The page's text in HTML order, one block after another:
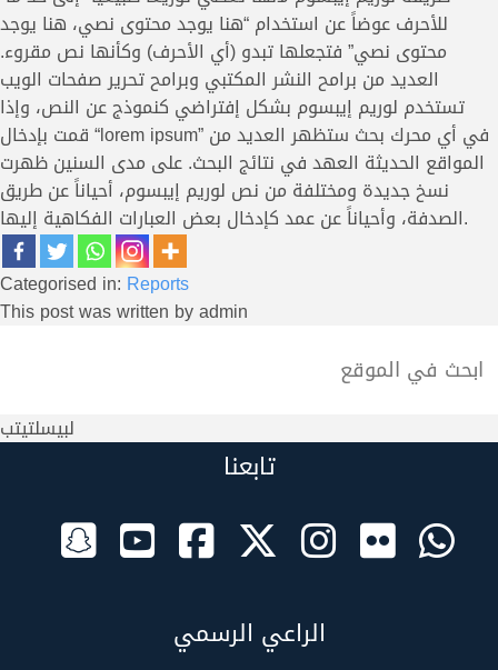
للأحرف عوضاً عن استخدام “هنا يوجد محتوى نصي، هنا يوجد
محتوى نصي” فتجعلها تبدو (أي الأحرف) وكأنها نص مقروء.
العديد من برامح النشر المكتبي وبرامح تحرير صفحات الويب
تستخدم لوريم إيبسوم بشكل إفتراضي كنموذج عن النص، وإذا
قمت بإدخال “lorem ipsum” في أي محرك بحث ستظهر العديد من
المواقع الحديثة العهد في نتائج البحث. على مدى السنين ظهرت
نسخ جديدة ومختلفة من نص لوريم إيبسوم، أحياناً عن طريق
الصدفة، وأحياناً عن عمد كإدخال بعض العبارات الفكاهية إليها.
Categorised in: Reports
This post was written by admin
لبيسلتيتب
تابعنا
الراعي الرسمي